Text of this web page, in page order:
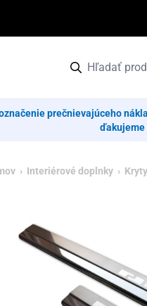
prečnievajúceho
ďakujeme
› Interiérové doplnky ›